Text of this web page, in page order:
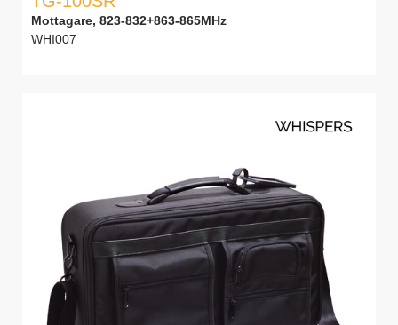
Mottagare, 823-832+863-865MHz
WHI007